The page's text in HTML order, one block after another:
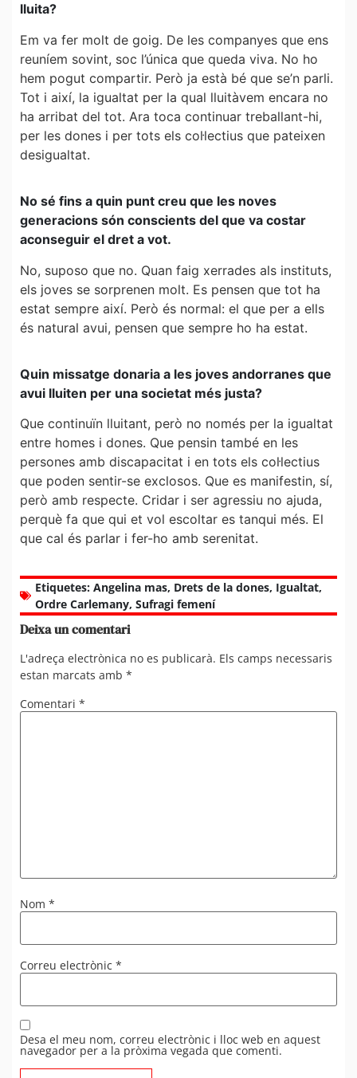
lluita?
Em va fer molt de goig. De les companyes que ens
reuníem sovint, soc l’única que queda viva. No ho
hem pogut compartir. Però ja està bé que se’n parli.
Tot i així, la igualtat per la qual lluitàvem encara no
ha arribat del tot. Ara toca continuar treballant-hi,
per les dones i per tots els col·lectius que pateixen
desigualtat.
No sé fins a quin punt creu que les noves
generacions són conscients del que va costar
aconseguir el dret a vot.
No, suposo que no. Quan faig xerrades als instituts,
els joves se sorprenen molt. Es pensen que tot ha
estat sempre així. Però és normal: el que per a ells
és natural avui, pensen que sempre ho ha estat.
Quin missatge donaria a les joves andorranes que
avui lluiten per una societat més justa?
Que continuïn lluitant, però no només per la igualtat
entre homes i dones. Que pensin també en les
persones amb discapacitat i en tots els col·lectius
que poden sentir-se exclosos. Que es manifestin, sí,
però amb respecte. Cridar i ser agressiu no ajuda,
perquè fa que qui et vol escoltar es tanqui més. El
que cal és parlar i fer-ho amb serenitat.
Etiquetes: Angelina mas, Drets de la dones, Igualtat,
Ordre Carlemany, Sufragi femení
Deixa un comentari
L'adreça electrònica no es publicarà. Els camps necessaris
estan marcats amb *
Comentari *
Nom *
Correu electrònic *
Desa el meu nom, correu electrònic i lloc web en aquest
navegador per a la pròxima vegada que comenti.